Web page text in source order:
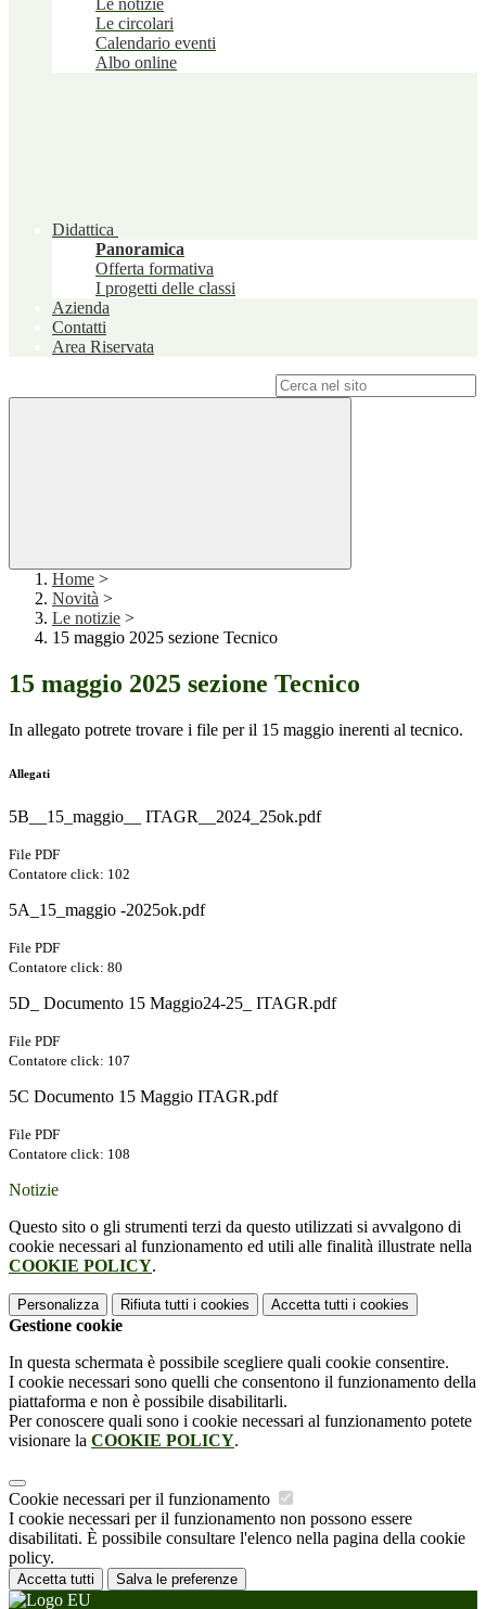
Le notizie
Le circolari
Calendario eventi
Albo online
Didattica
Panoramica
Offerta formativa
I progetti delle classi
Azienda
Contatti
Area Riservata
Home >
Novità >
Le notizie >
15 maggio 2025 sezione Tecnico
15 maggio 2025 sezione Tecnico
In allegato potrete trovare i file per il 15 maggio inerenti al tecnico.
Allegati
5B__15_maggio__ ITAGR__2024_25ok.pdf
File PDF
Contatore click: 102
5A_15_maggio -2025ok.pdf
File PDF
Contatore click: 80
5D_ Documento 15 Maggio24-25_ ITAGR.pdf
File PDF
Contatore click: 107
5C Documento 15 Maggio ITAGR.pdf
File PDF
Contatore click: 108
Notizie
Questo sito o gli strumenti terzi da questo utilizzati si avvalgono di
cookie necessari al funzionamento ed utili alle finalità illustrate nella
COOKIE POLICY.
Personalizza Rifiuta tutti i cookies Accetta tutti i cookies
Gestione cookie
In questa schermata è possibile scegliere quali cookie consentire.
I cookie necessari sono quelli che consentono il funzionamento della
piattaforma e non è possibile disabilitarli.
Per conoscere quali sono i cookie necessari al funzionamento potete
visionare la COOKIE POLICY.
Cookie necessari per il funzionamento
I cookie necessari per il funzionamento non possono essere
disabilitati. È possibile consultare l'elenco nella pagina della cookie
policy.
Accetta tutti Salva le preferenze